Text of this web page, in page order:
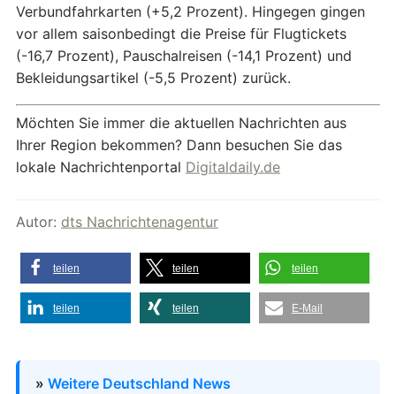
Verbundfahrkarten (+5,2 Prozent). Hingegen gingen
vor allem saisonbedingt die Preise für Flugtickets
(-16,7 Prozent), Pauschalreisen (-14,1 Prozent) und
Bekleidungsartikel (-5,5 Prozent) zurück.
Möchten Sie immer die aktuellen Nachrichten aus
Ihrer Region bekommen? Dann besuchen Sie das
lokale Nachrichtenportal Digitaldaily.de
Autor: dts Nachrichtenagentur
teilen teilen teilen
teilen teilen E-Mail
» Weitere Deutschland News